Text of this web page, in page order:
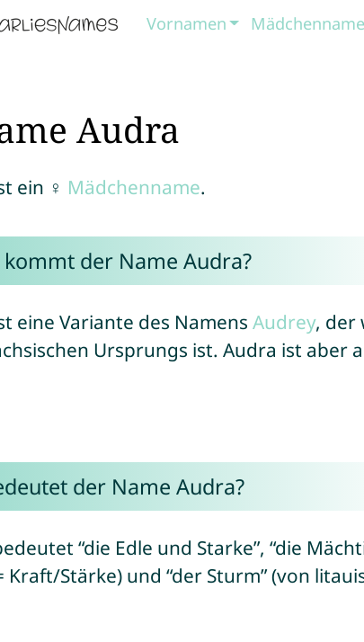
Vornamen
Audra
ein ♀ Mädchenname.
der Name Audra?
eine Variante des Namens Audrey, der
Ursprungs ist. Audra ist aber
der Name Audra?
“die Edle und Starke”, “die
Kraft/Stärke) und “der Sturm” (von